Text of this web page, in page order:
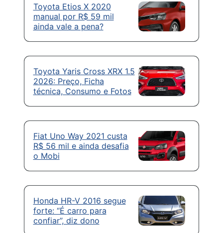
Toyota Etios X 2020
manual por R$ 59 mil
ainda vale a pena?
Toyota Yaris Cross XRX 1.5
2026: Preço, Ficha
técnica, Consumo e Fotos
Fiat Uno Way 2021 custa
R$ 56 mil e ainda desafia
o Mobi
Honda HR-V 2016 segue
forte: “É carro para
confiar”, diz dono